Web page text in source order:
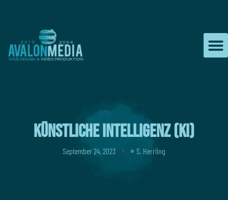
Künstliche Intelligenz (KI)
September 24, 2023 S. Herrling